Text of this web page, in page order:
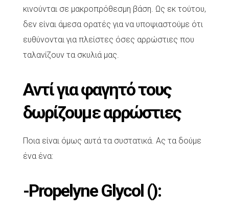
κινούνται σε μακροπρόθεσμη βάση. Ως εκ τούτου,
δεν είναι άμεσα ορατές για να υποψιαστούμε ότι
ευθύνονται για πλείστες όσες αρρώστιες που
ταλανίζουν τα σκυλιά μας.
Αντί για φαγητό τους
δωρίζουμε αρρώστιες
Ποια είναι όμως αυτά τα συστατικά. Ας τα δούμε
ένα ένα:
-Propelyne Glycol ():